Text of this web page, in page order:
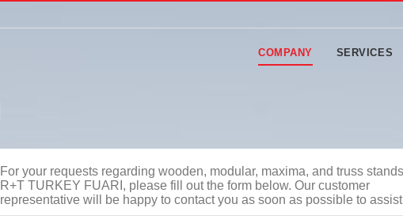
COMPANY SERVICES
For your requests regarding wooden, modular, maxima, and truss
R+T TURKEY FUARI, please fill out the form below. Our customer
representative will be happy to contact you as soon as possible to